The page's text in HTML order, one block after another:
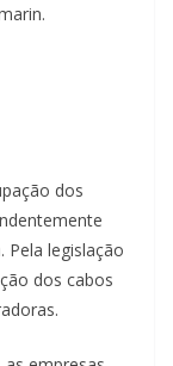
dos
legislação
dos cabos